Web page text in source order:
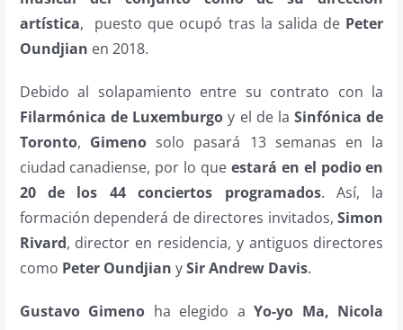
artística, puesto que ocupó tras la salida de Peter
Oundjian en 2018.
Debido al solapamiento entre su contrato con la
Filarmónica de Luxemburgo y el de laSinfónica de
Toronto, Gimenosolo pasará 13 semanas en la
ciudad canadiense, por lo que estará en el podio en
20 de los 44 conciertos programados. Así, la
formación dependerá de directores invitados,Simon
Rivard, director en residencia, y antiguos directores
como Peter Oundjian ySir Andrew Davis.
Gustavo Gimeno ha elegido aYo-yo Ma, Nicola